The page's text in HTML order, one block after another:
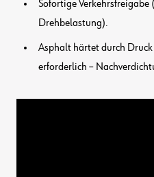
Sofortige Verkehrsfreigabe
Drehbelastung).
Asphalt härtet durch
erforderlich –